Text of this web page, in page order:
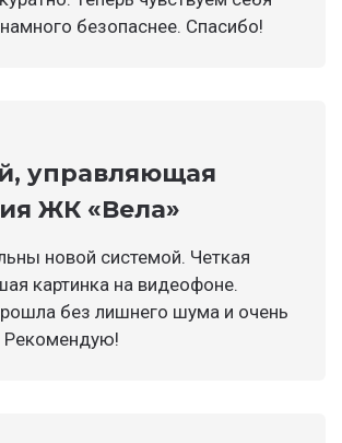
безопаснее. Спасибо!
управляющая
ЖК «Вела»
новой системой. Четкая
картинка на видеофоне.
без лишнего шума и очень
Рекомендую!